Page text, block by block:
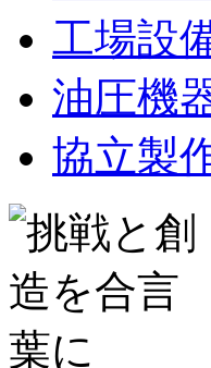
工場設
油圧機
協立製